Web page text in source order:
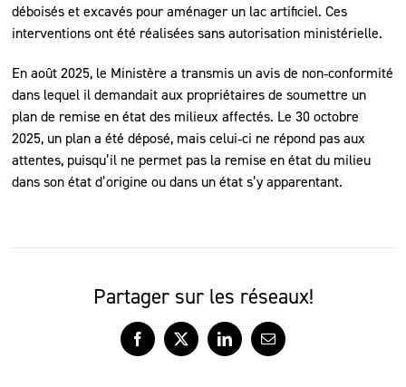
déboisés et excavés pour aménager un lac artificiel. Ces
interventions ont été réalisées sans autorisation ministérielle.
En août 2025, le Ministère a transmis un avis de non‑conformité
dans lequel il demandait aux propriétaires de soumettre un
plan de remise en état des milieux affectés. Le 30 octobre
2025, un plan a été déposé, mais celui‑ci ne répond pas aux
attentes, puisqu’il ne permet pas la remise en état du milieu
dans son état d’origine ou dans un état s’y apparentant.
Partager sur les réseaux!
Facebook
X LinkedInCourriel